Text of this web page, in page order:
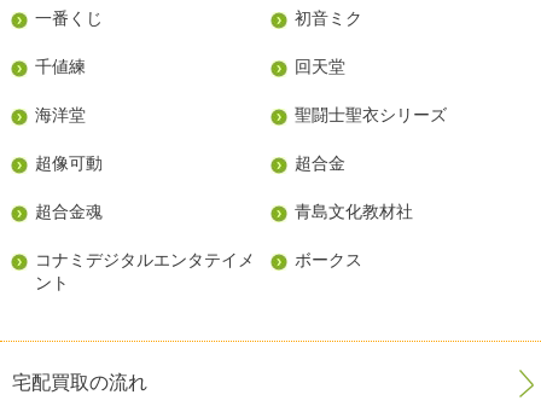
一番くじ 初音ミク
千値練 回天堂
海洋堂 聖闘士聖衣シリーズ
超像可動 超合金
超合金魂 青島文化教材社
コナミデジタルエンタテイメ
ント
ボークス
宅配買取の流れ